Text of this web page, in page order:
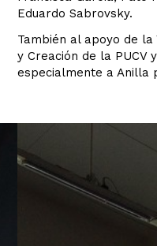
Eduardo Sabrovsky.
También al apoyo de
y Creación de la PUCV
especialmente a Anilla